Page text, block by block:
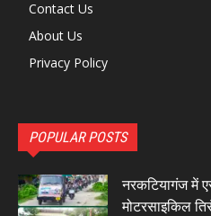
Contact Us
About Us
Privacy Policy
POPULAR POSTS
नरकटियागंज में
मोटरसाइकिल